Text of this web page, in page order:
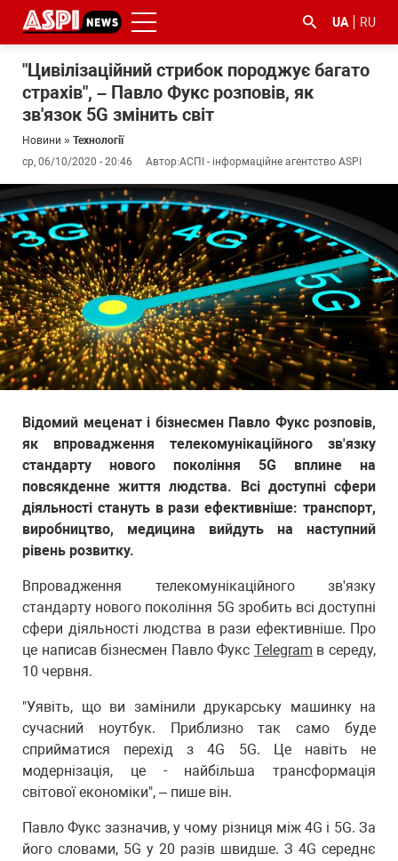
UA RU
"Цивілізаційний стрибок породжує багато
страхів", – Павло Фукс розповів, як
зв'язок 5G змінить світ
Новини » Технології
ср, 06/10/2020 - 20:46
Автор:АСПІ - інформаційне агентство ASPI
Відомий меценат і бізнесмен Павло Фукс розповів,
як впровадження телекомунікаційного зв'язку
стандарту нового покоління 5G вплине на
повсякденне життя людства. Всі доступні сфери
діяльності стануть в рази ефективніше: транспорт,
виробництво, медицина вийдуть на наступний
рівень розвитку.
Впровадження телекомунікаційного зв'язку
стандарту нового покоління 5G зробить всі доступні
сфери діяльності людства в рази ефективніше. Про
це написав бізнесмен Павло Фукс Telegram в середу,
10 червня.
"Уявіть, що ви замінили друкарську машинку на
сучасний ноутбук. Приблизно так само буде
сприйматися перехід з 4G 5G. Це навіть не
модернізація, це - найбільша трансформація
світової економіки", – пише він.
Павло Фукс зазначив, у чому різниця між 4G і 5G. За
його словами, 5G у 20 разів швидше. З 4G середнє
#ООС
#боротьба
з
корупцією
#ДФС #Київ #коронавірус